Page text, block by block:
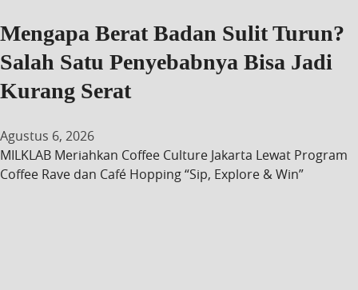
Mengapa Berat Badan Sulit Turun?
Salah Satu Penyebabnya Bisa Jadi
Kurang Serat
Agustus 6, 2026
MILKLAB Meriahkan Coffee Culture Jakarta Lewat Program
Coffee Rave dan Café Hopping “Sip, Explore & Win”